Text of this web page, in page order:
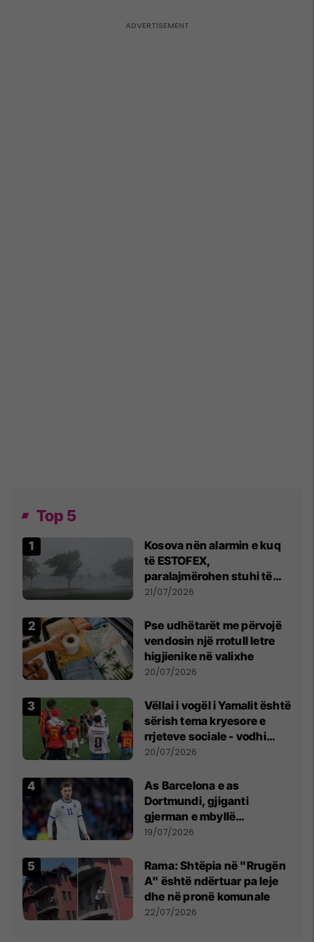
Top 5
Kosova nën alarmin e kuq
të ESTOFEX,
paralajmërohen stuhi të
fuqishme me breshër dhe
21/07/2026
Pse udhëtarët me përvojë
vendosin një rrotull letre
higjienike në valixhe
20/07/2026
Vëllai i vogël i Yamalit është
sërish tema kryesore e
rrjeteve sociale - vodhi
vëmendjen pas finales së
20/07/2026
As Barcelona e as
Dortmundi, gjiganti
gjerman e mbyllë
marrëveshjen për Fisnik
19/07/2026
Rama: Shtëpia në "Rrugën
A" është ndërtuar pa leje
dhe në pronë komunale
22/07/2026